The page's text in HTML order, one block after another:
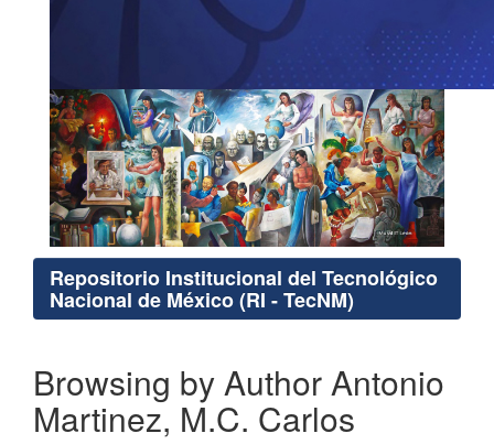
Repositorio Institucional del Tecnológico
Nacional de México (RI - TecNM)
Browsing by Author Antonio
Martinez, M.C. Carlos